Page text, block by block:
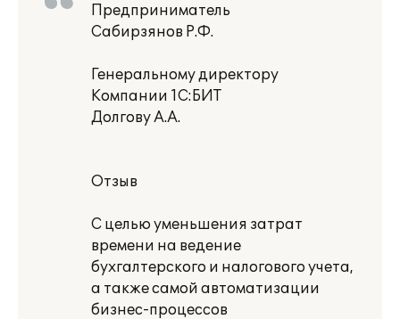
Предприниматель
Сабирзянов Р.Ф.
Генеральному директору
Компании 1С:БИТ
Долгову А.А.
Отзыв
С целью уменьшения затрат
времени на ведение
бухгалтерского и налогового учета,
а также самой автоматизации
бизнес-процессов